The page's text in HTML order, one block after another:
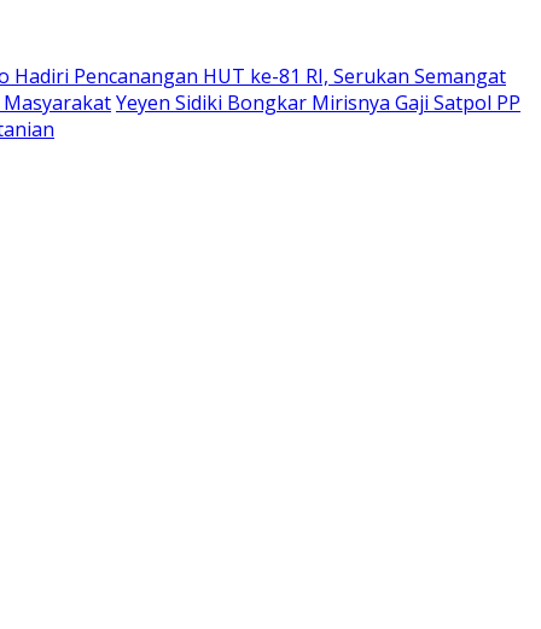
Hadiri Pencanangan HUT ke-81 RI, Serukan Semangat
MasyarakatYeyen Sidiki Bongkar Mirisnya Gaji Satpol PP